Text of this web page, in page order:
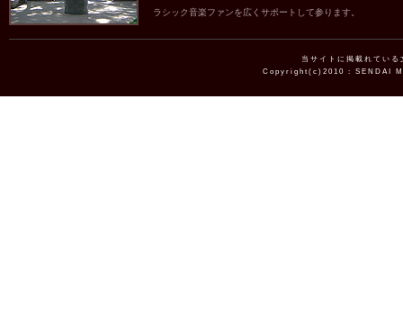
ラシック音楽ファンを広くサポートして参ります。
当サイトに掲載れてい
Copyright(c)2010 : SENDAI